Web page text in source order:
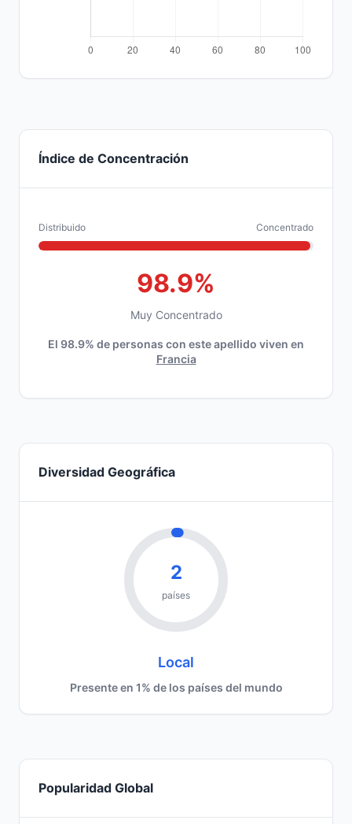
Índice de Concentración
Distribuido Concentrado
98.9%
Muy Concentrado
El 98.9% de personas con este apellido viven en
Francia
Diversidad Geográfica
2
países
Local
Presente en 1% de los países del mundo
Popularidad Global